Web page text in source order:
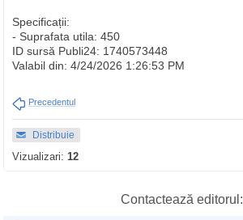
Specificații:
- Suprafata utila: 450
ID sursă Publi24: 1740573448
Valabil din: 4/24/2026 1:26:53 PM
Precedentul
Distribuie
Vizualizari: 12
Contactează editorul: